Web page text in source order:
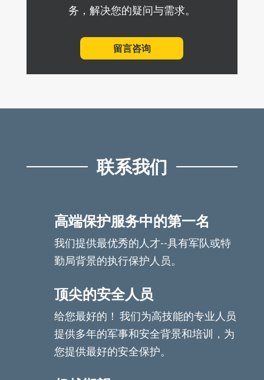
务，解决您的疑问与需求。
留言咨询
联系我们
高端保护服务中的第一名
我们提供最优秀的人才--具有军队或特
勤局背景的执行保护人员。
顶尖的安全人员
给您最好的！ 我们为高技能的专业人员
提供多年的军事和安全背景和培训，为
您提供最好的安全保护。